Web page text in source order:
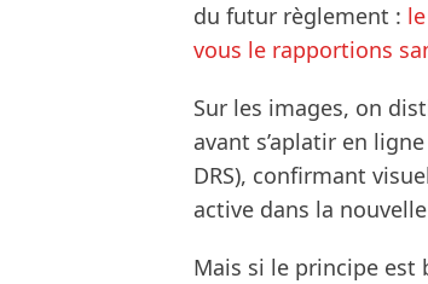
du futur règlement :
vous le rapportions
Sur les images, on
avant s’aplatir en
DRS), confirmant
active dans la
Mais si le principe est